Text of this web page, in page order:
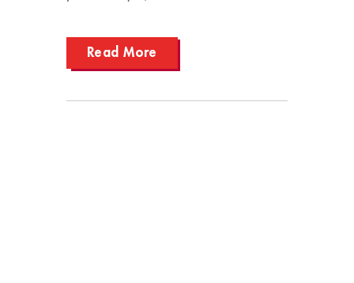
Read More